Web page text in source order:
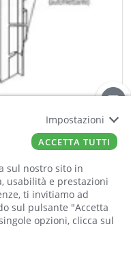
saremo
23 agosto
a partire
2700
sul nostro sito in
usabilità e prestazioni
ti invitiamo ad
sul pulsante "Accetta
opzioni, clicca sul
Impostazioni
ACCETTA TUTTI